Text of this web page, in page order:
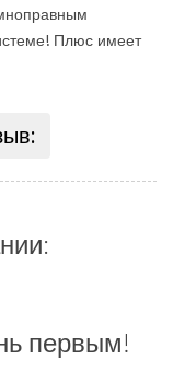
Плюс имеет
первым!